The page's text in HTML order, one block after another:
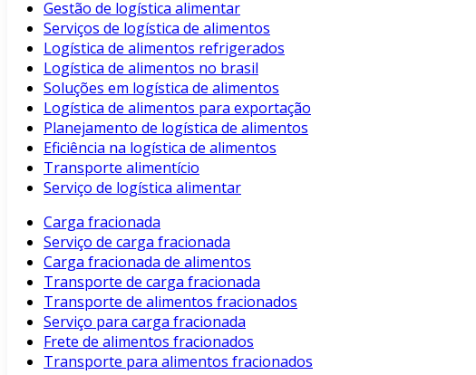
Gestão de logística alimentar
Serviços de logística de alimentos
Logística de alimentos refrigerados
Logística de alimentos no brasil
Soluções em logística de alimentos
Logística de alimentos para exportação
Planejamento de logística de alimentos
Eficiência na logística de alimentos
Transporte alimentício
Serviço de logística alimentar
Carga fracionada
Serviço de carga fracionada
Carga fracionada de alimentos
Transporte de carga fracionada
Transporte de alimentos fracionados
Serviço para carga fracionada
Frete de alimentos fracionados
Transporte para alimentos fracionados